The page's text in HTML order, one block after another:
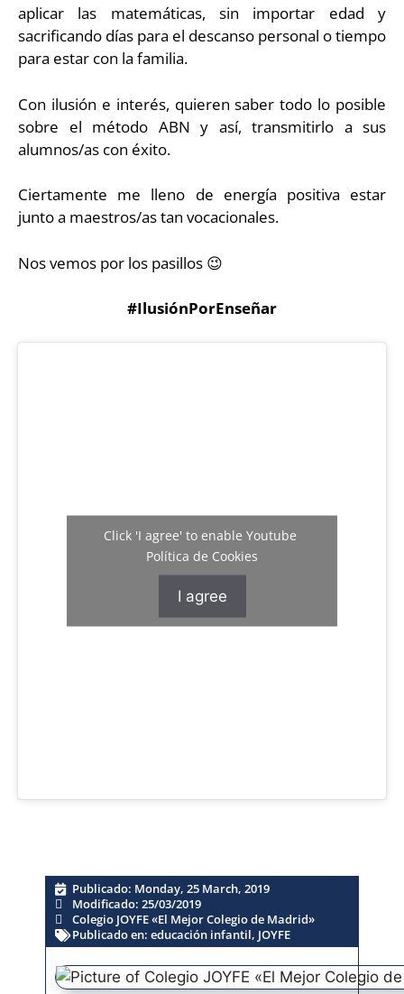
aplicar las matemáticas, sin importar edad y
sacrificando días para el descanso personal o tiempo
para estar con la familia.
Con ilusión e interés, quieren saber todo lo posible
sobre el método ABN y así, transmitirlo a sus
alumnos/as con éxito.
Ciertamente me lleno de energía positiva estar
junto a maestros/as tan vocacionales.
Nos vemos por los pasillos 😉
#IlusiónPorEnseñar
Click 'I agree' to enable Youtube
Política de Cookies
I agree
Publicado: Monday, 25 March, 2019
Modificado: 25/03/2019
Colegio JOYFE «El Mejor Colegio de Madrid»
Publicado en: educación infantil, JOYFE